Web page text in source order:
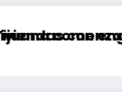
a
engomado